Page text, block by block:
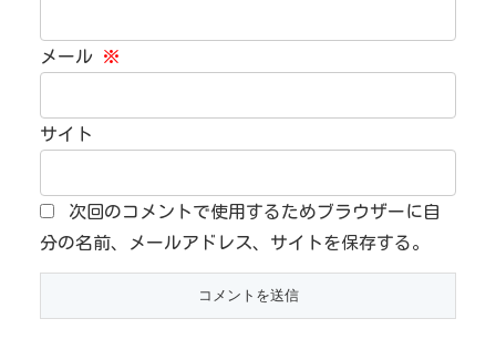
メール ※
サイト
次回のコメントで使用するためブラウザーに自
分の名前、メールアドレス、サイトを保存する。